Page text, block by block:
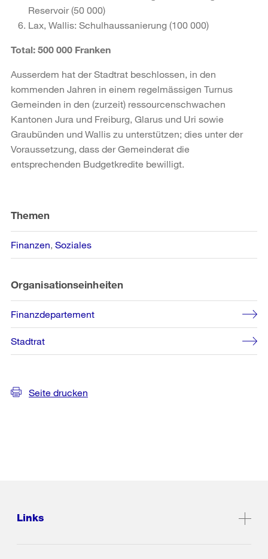
Reservoir (50 000)
Lax, Wallis: Schulhaussanierung (100 000)
Total: 500 000 Franken
Ausserdem hat der Stadtrat beschlossen, in den
kommenden Jahren in einem regelmässigen Turnus
Gemeinden in den (zurzeit) ressourcenschwachen
Kantonen Jura und Freiburg, Glarus und Uri sowie
Graubünden und Wallis zu unterstützen; dies unter der
Voraussetzung, dass der Gemeinderat die
entsprechenden Budgetkredite bewilligt.
Informationen
Themen
Finanzen Soziales
Organisationseinheiten
Finanzdepartement
Stadtrat
Seite drucken
Links